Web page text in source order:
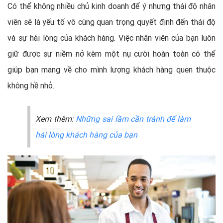
Có thể không nhiều chủ kinh doanh để ý nhưng thái độ nhân
viên sẽ là yếu tố vô cùng quan trọng quyết định đến thái độ
và sự hài lòng của khách hàng. Việc nhân viên của bạn luôn
giữ được sự niềm nở kèm một nụ cười hoàn toàn có thể
giúp bạn mang về cho mình lượng khách hàng quen thuộc
không hề nhỏ.
Xem thêm: Những sai lầm cần tránh để làm
hài lòng khách hàng của bạn